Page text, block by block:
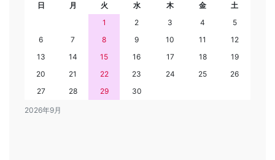
2026年9月
日 月 火 水 木 金
土
1
2 3 4
5
6
7 8 9 10 11
12
13
14 15 16 17 18
19
20
21 22 23 24 25
26
27
28 29 30